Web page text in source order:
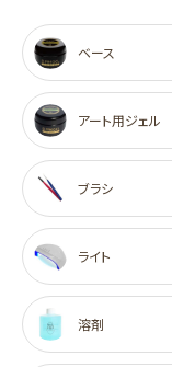
ベース
アート用ジェル
ブラシ
ライト
溶剤